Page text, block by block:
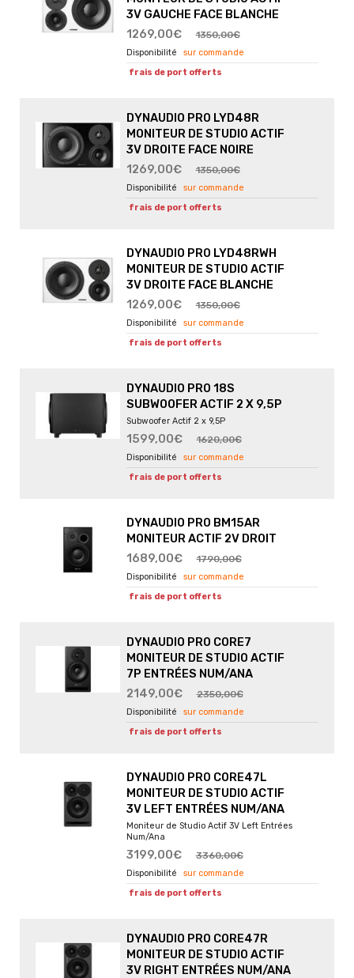
3V GAUCHE FACE BLANCHE
1269,00€
1350,00€
sur commande
frais de port offerts
DYNAUDIO PRO LYD48R
MONITEUR DE STUDIO ACTIF
3V DROITE FACE NOIRE
1269,00€
1350,00€
sur commande
frais de port offerts
DYNAUDIO PRO LYD48RWH
MONITEUR DE STUDIO ACTIF
3V DROITE FACE BLANCHE
1269,00€
1350,00€
sur commande
frais de port offerts
DYNAUDIO PRO 18S
SUBWOOFER ACTIF 2 X 9,5P
Subwoofer Actif 2 x 9,5P
1599,00€ 1620,00€
sur commande
frais de port offerts
DYNAUDIO PRO BM15AR
MONITEUR ACTIF 2V DROIT
1689,00€
1790,00€
sur commande
frais de port offerts
DYNAUDIO PRO CORE7
MONITEUR DE STUDIO ACTIF
7P ENTRÉES NUM/ANA
2149,00€
2350,00€
sur commande
frais de port offerts
DYNAUDIO PRO CORE47L
MONITEUR DE STUDIO ACTIF
3V LEFT ENTRÉES NUM/ANA
Moniteur de Studio Actif 3V Left Entrées
Num/Ana
3199,00€ 3360,00€
sur commande
frais de port offerts
DYNAUDIO PRO CORE47R
MONITEUR DE STUDIO ACTIF
3V RIGHT ENTRÉES NUM/ANA